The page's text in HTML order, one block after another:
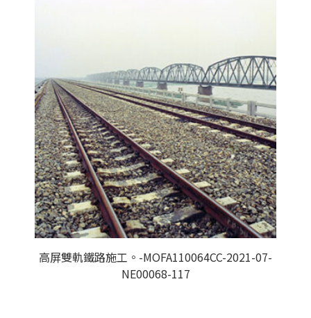
高屏雙軌鐵路施工。-MOFA110064CC-2021-07-
NE00068-117